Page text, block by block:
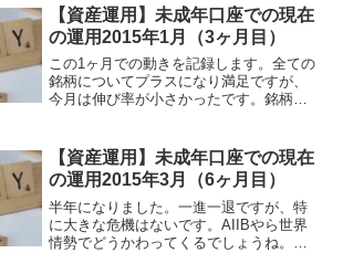
は無料という点。あとは色々な要素があ
り過ぎて困り果ててまし...
【資産運用】未成年口座での現在
の運用2015年1月（3ヶ月目）
この1ヶ月での動きを記録します。全ての
銘柄についてプラスになり満足ですが、
今月は伸び率が小さかったです。銘柄購
1.74%全世界経済インデックス
50％49.1%0.80%ニッ...
【資産運用】未成年口座での現在
の運用2015年3月（6ヶ月目）
半年になりました。一進一退ですが、特
に大きな危機はないです。AIIBやら世界
情勢でどうかわってくるでしょうね。今